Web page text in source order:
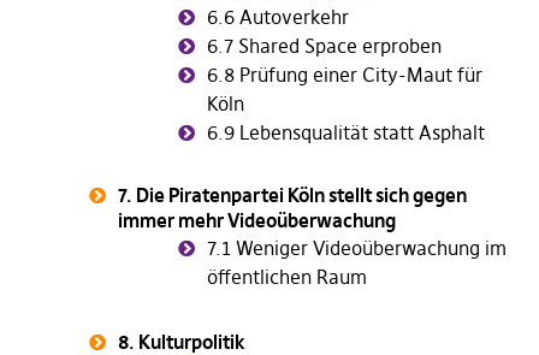
6.6 Autoverkehr
6.7 Shared Space erproben
6.8 Prüfung einer City-Maut für
Köln
6.9 Lebensqualität statt Asphalt
7. Die Piratenpartei Köln stellt sich gegen
immer mehr Videoüberwachung
7.1 Weniger Videoüberwachung im
öffentlichen Raum
8. Kulturpolitik